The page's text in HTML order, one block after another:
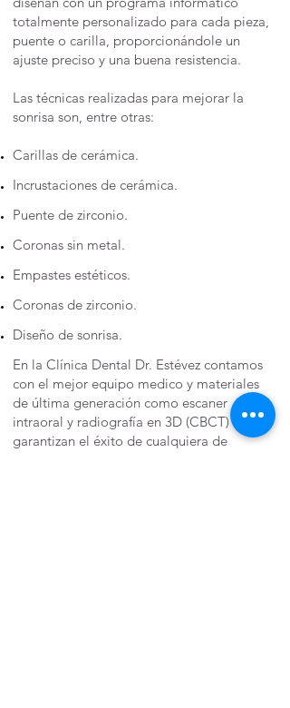
totalmente personalizado para cada pieza,
puente o carilla, proporcionándole un
ajuste preciso y una buena resistencia.
​Las técnicas realizadas para mejorar la
sonrisa son, entre otras:​​
Carillas de cerámica.
Incrustaciones de cerámica.
Puente de zirconio.
Coronas sin metal.
Empastes estéticos.
Coronas de zirconio.
Diseño de sonrisa.
En la Clínica Dental Dr. Estévez contamos
con el mejor equipo medico y materiales
de última generación como escaner
intraoral y radiografía en 3D (CBCT) que
garantizan el éxito de cualquiera de